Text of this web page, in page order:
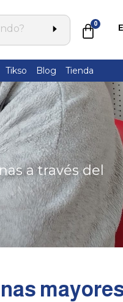
0
Tikso Blog Tienda
a través del